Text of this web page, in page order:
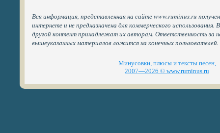
Вся информация, представленная на сайте www.ruminus.ru
интернете и не предназначена для коммерческого
другой контент принадлежат их авторам. Ответственность за
вышеуказанных материалов ложится на конечных пользователей.
Минусовки, плюсы и тексты песен,
2007—2026 © www.ruminus.ru